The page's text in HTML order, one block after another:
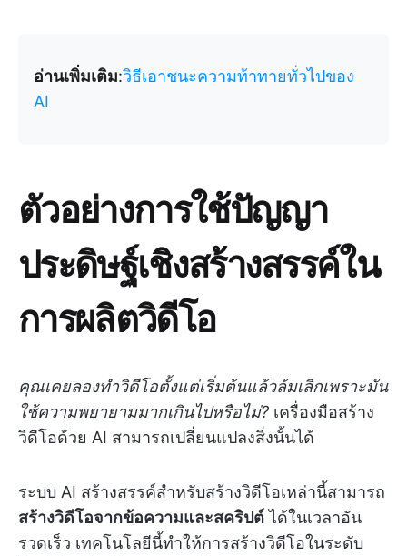
อ่านเพิ่มเติม:วิธีเอาชนะความท้าทายทั่วไปของ
AI
ตัวอย่างการใช้ปัญญา
ประดิษฐ์เชิงสร้างสรรค์ใน
การผลิตวิดีโอ
คุณเคยลองทำวิดีโอตั้งแต่เริ่มต้นแล้วล้มเลิกเพราะมัน
ใช้ความพยายามมากเกินไปหรือไม่? เครื่องมือสร้าง
วิดีโอด้วย AI สามารถเปลี่ยนแปลงสิ่งนั้นได้
ระบบ AI สร้างสรรค์สำหรับสร้างวิดีโอเหล่านี้สามารถ
สร้างวิดีโอจากข้อความและสคริปต์ได้ในเวลาอัน
รวดเร็ว เทคโนโลยีนี้ทำให้การสร้างวิดีโอในระดับ